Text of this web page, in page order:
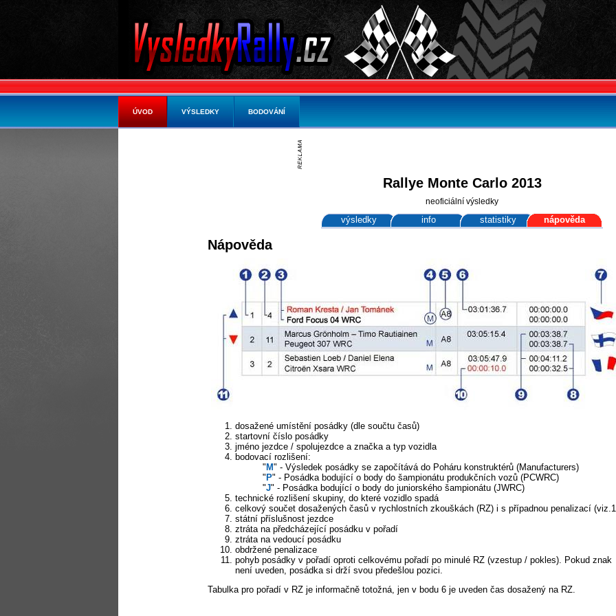
Rallye Monte Carlo 2013
neoficiální výsledky
výsledky info statistiky nápověda
Nápověda
dosažené umístění posádky (dle součtu časů)
startovní číslo posádky
jméno jezdce / spolujezdce a značka a typ vozidla
bodovací rozlišení:
" M" - Výsledek posádky se započítává do Poháru konstruktérů (Manufacturers)
" P" - Posádka bodující o body do šampionátu produkčních vozů (PCWRC)
"J" - Posádka bodující o body do juniorského šampionátu (JWRC)
technické rozlišení skupiny, do které vozidlo spadá
celkový součet dosažených časů v rychlostních zkouškách (RZ) i s případnou penalizací
státní příslušnost jezdce
ztráta na předcházející posádku v pořadí
ztráta na vedoucí posádku
obdržené penalizace
pohyb posádky v pořadí oproti celkovému pořadí po minulé RZ (vzestup / pokles). Pokud znak
není uveden, posádka si drží svou předešlou pozici.
Tabulka pro pořadí v RZ je informačně totožná, jen v bodu 6 je uveden čas dosažený na RZ.
ÚVOD VÝSLEDKY BODOVÁNÍ